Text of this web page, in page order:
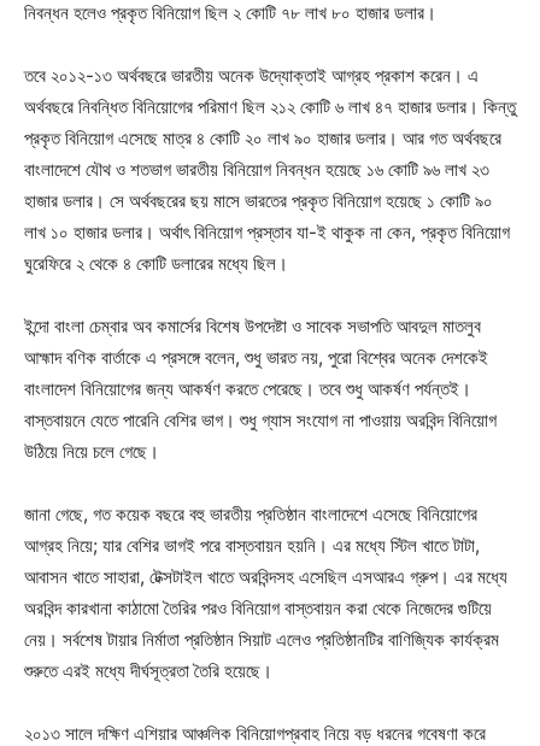
নিবন্ধন হলেও প্রকৃত বিনিয়োগ ছিল ২ কোটি ৭৮ লাখ ৮০ হাজার ডলার।
তবে ২০১২-১৩ অর্থবছরে ভারতীয় অনেক উদ্যোক্তাই আগ্রহ প্রকাশ করেন। এ
অর্থবছরে নিবন্ধিত বিনিয়োগের পরিমাণ ছিল ২১২ কোটি ৬ লাখ ৪৭ হাজার ডলার। কিন্তু
প্রকৃত বিনিয়োগ এসেছে মাত্র ৪ কোটি ২০ লাখ ৯০ হাজার ডলার। আর গত অর্থবছরে
বাংলাদেশে যৌথ ও শতভাগ ভারতীয় বিনিয়োগ নিবন্ধন হয়েছে ১৬ কোটি ৯৬ লাখ ২৩
হাজার ডলার। সে অর্থবছরের ছয় মাসে ভারতের প্রকৃত বিনিয়োগ হয়েছে ১ কোটি ৯০
লাখ ১০ হাজার ডলার। অর্থাৎ বিনিয়োগ প্রস্তাব যা-ই থাকুক না কেন, প্রকৃত বিনিয়োগ
ঘুরেফিরে ২ থেকে ৪ কোটি ডলারের মধ্যে ছিল।
ইন্দো বাংলা চেম্বার অব কমার্সের বিশেষ উপদেষ্টা ও সাবেক সভাপতি আবদুল মাতলুব
আহ্মাদ বণিক বার্তাকে এ প্রসঙ্গে বলেন, শুধু ভারত নয়, পুরো বিশ্বের অনেক দেশকেই
বাংলাদেশ বিনিয়োগের জন্য আকর্ষণ করতে পেরেছে। তবে শুধু আকর্ষণ পর্যন্তই।
বাস্তবায়নে যেতে পারেনি বেশির ভাগ। শুধু গ্যাস সংযোগ না পাওয়ায় অরবিন্দ বিনিয়োগ
উঠিয়ে নিয়ে চলে গেছে।
জানা গেছে, গত কয়েক বছরে বহু ভারতীয় প্রতিষ্ঠান বাংলাদেশে এসেছে বিনিয়োগের
আগ্রহ নিয়ে; যার বেশির ভাগই পরে বাস্তবায়ন হয়নি। এর মধ্যে স্টিল খাতে টাটা,
আবাসন খাতে সাহারা, টেক্সটাইল খাতে অরবিন্দসহ এসেছিল এসআরএ গ্রুপ। এর মধ্যে
অরবিন্দ কারখানা কাঠামো তৈরির পরও বিনিয়োগ বাস্তবায়ন করা থেকে নিজেদের গুটিয়ে
নেয়। সর্বশেষ টায়ার নির্মাতা প্রতিষ্ঠান সিয়াট এলেও প্রতিষ্ঠানটির বাণিজ্যিক কার্যক্রম
শুরুতে এরই মধ্যে দীর্ঘসূত্রতা তৈরি হয়েছে।
২০১৩ সালে দক্ষিণ এশিয়ার আঞ্চলিক বিনিয়োগপ্রবাহ নিয়ে বড় ধরনের গবেষণা করে